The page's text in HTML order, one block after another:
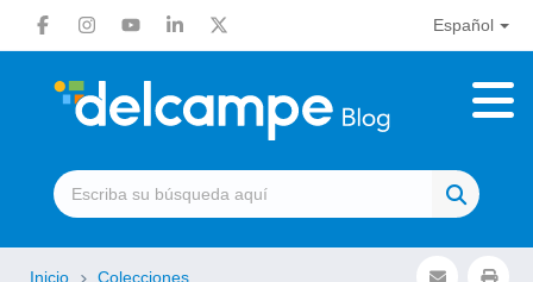
Español
Inicio Colecciones